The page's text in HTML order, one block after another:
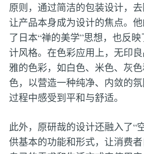
原则，通过简洁的包装设计，去
让产品本身成为设计的焦点。
了日本“禅的美学”思想，也反
计风格。在色彩应用上，无印
雅的色彩，如白色、米色、灰
色，以营造一种纯净、内敛的
过程中感受到平和与舒适。
此外，原研哉的设计还融入了“
供基本的功能和形式，让消费